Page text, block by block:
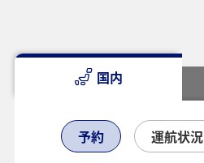
国内
予約 運航状況